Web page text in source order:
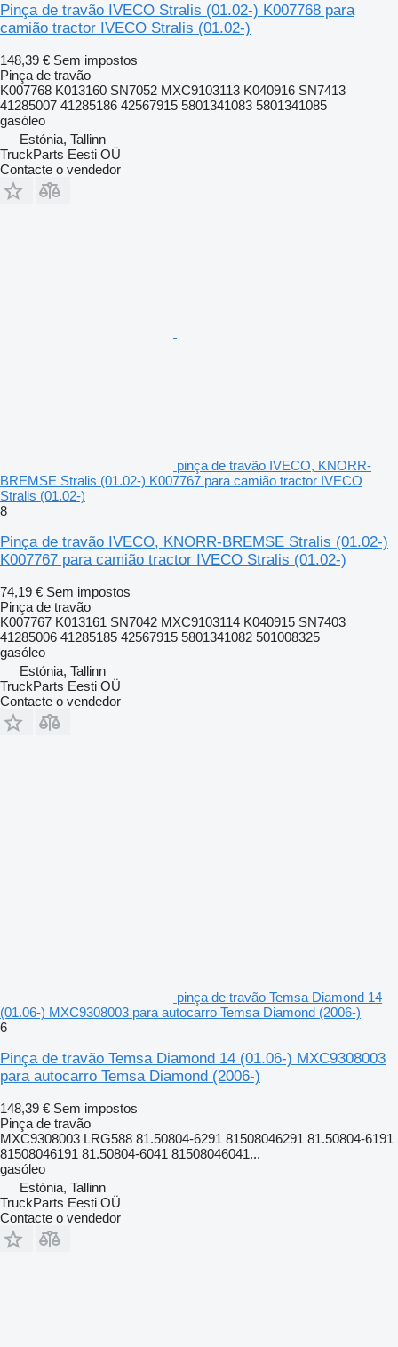
Pinça de travão IVECO Stralis (01.02-) K007768 para
camião tractor IVECO Stralis (01.02-)
148,39 € Sem impostos
Pinça de travão
K007768 K013160 SN7052 MXC9103113 K040916 SN7413
41285007 41285186 42567915 5801341083 5801341085
gasóleo
Estónia, Tallinn
TruckParts Eesti OÜ
Contacte o vendedor
pinça de travão IVECO, KNORR-
BREMSE Stralis (01.02-) K007767 para camião tractor IVECO
Stralis (01.02-)
8
Pinça de travão IVECO, KNORR-BREMSE Stralis (01.02-)
K007767 para camião tractor IVECO Stralis (01.02-)
74,19 € Sem impostos
Pinça de travão
K007767 K013161 SN7042 MXC9103114 K040915 SN7403
41285006 41285185 42567915 5801341082 501008325
gasóleo
Estónia, Tallinn
TruckParts Eesti OÜ
Contacte o vendedor
pinça de travão Temsa Diamond 14
(01.06-) MXC9308003 para autocarro Temsa Diamond (2006-)
6
Pinça de travão Temsa Diamond 14 (01.06-) MXC9308003
para autocarro Temsa Diamond (2006-)
148,39 € Sem impostos
Pinça de travão
MXC9308003 LRG588 81.50804-6291 81508046291 81.50804-6191
81508046191 81.50804-6041 81508046041...
gasóleo
Estónia, Tallinn
TruckParts Eesti OÜ
Contacte o vendedor